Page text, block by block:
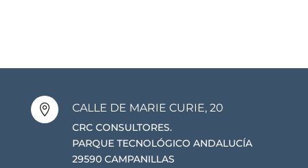
 CALLE DE MARIE CURIE, 20
CRC CONSULTORES.
PARQUE TECNOLÓGICO ANDALUCÍA
29590 CAMPANILLAS